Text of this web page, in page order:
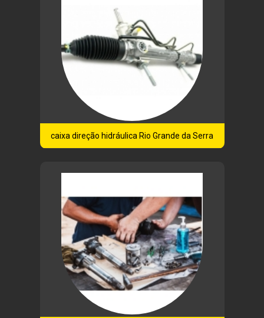
caixa direção hidráulica Rio Grande da Serra